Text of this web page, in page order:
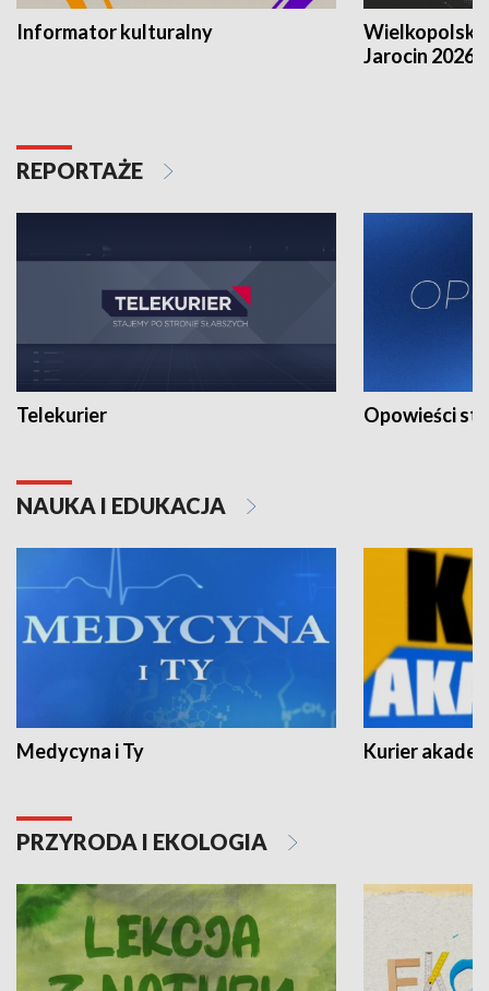
Informator kulturalny
Jarocin 2026
REPORTAŻE
Telekurier Opowieści
NAUKA I EDUKACJA
Medycyna i Ty Kurier
PRZYRODA I EKOLOGIA